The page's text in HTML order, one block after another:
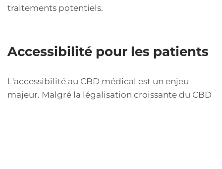
traitements potentiels.
Accessibilité pour les patients
L'accessibilité au CBD médical est un enjeu
majeur. Malgré la légalisation croissante du CBD